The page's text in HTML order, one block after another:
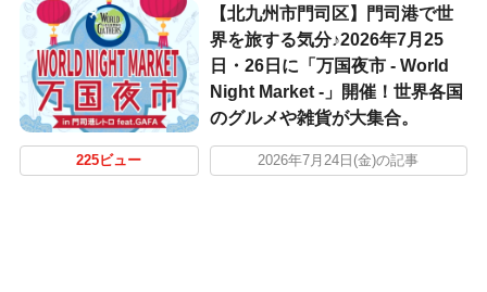
【北九州市門司区】門司港で世
界を旅する気分♪2026年7月25
日・26日に「万国夜市 - World
Night Market -」開催！世界各国
のグルメや雑貨が大集合。
225ビュー 2026年7月24日(金)の記事